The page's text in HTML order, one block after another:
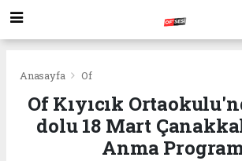
Anasayfa Of
Of Kıyıcık
dolu 18 Mart
Anma